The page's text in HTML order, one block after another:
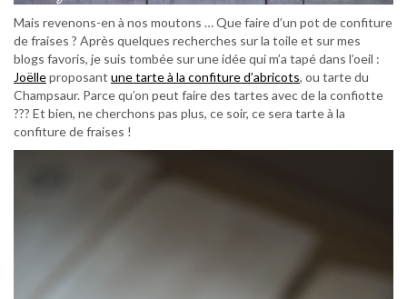
Mais revenons-en à nos moutons … Que faire d’un pot de confiture
de fraises ? Après quelques recherches sur la toile et sur mes
blogs favoris, je suis tombée sur une idée qui m’a tapé dans l’oeil :
Joëlleproposant une tarte à la confiture d’abricots, ou tarte du
Champsaur. Parce qu’on peut faire des tartes avec de la confiotte
??? Et bien, ne cherchons pas plus, ce soir, ce sera tarte à la
confiture de fraises !